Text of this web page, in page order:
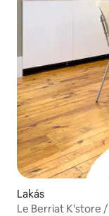
Lakás
Le Berriat K'store